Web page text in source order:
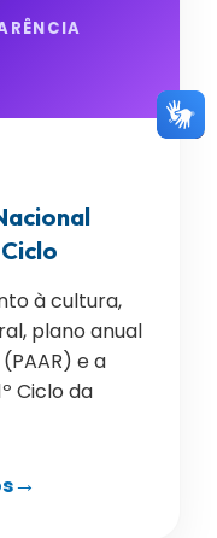
à cultura,
plano anual
e a
Ciclo da